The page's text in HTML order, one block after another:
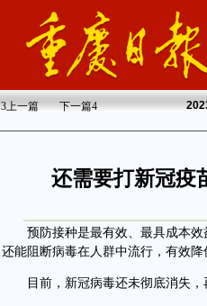
3上一篇 下一篇4
还需要打新冠疫
预防接种是最有效、最具成本效
还能阻断病毒在人群中流行，有效降
目前，新冠病毒还未彻底消失，